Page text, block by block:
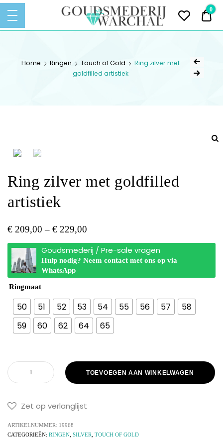
Goudsmederij
Warchal
WARCHAL
Sieraden
€
0
Home Ringen Touch of Gold
Ring zilver met
goldfilled artistiek
Ring zilver met goldfilled
artistiek
€ 209,00 – € 229,00
Goudsmederij / Pre-sale vragen
Hulp nodig? Neem contact met ons op via
WhatsApp
Ringmaat
50 51 52 53 54 55 56 57
58
59
60 62 64 65
TOEVOEGEN AAN WINKELWAGEN
Zet op verlanglijst
ARTIKELNUMMER: 19968
CATEGORIEËN: RINGEN SILVER TOUCH OF GOLD